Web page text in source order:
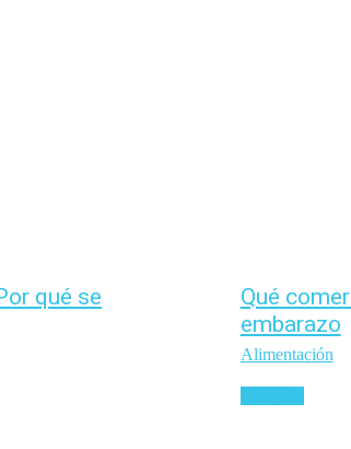
qué se
Qué
embarazo
Alimentación